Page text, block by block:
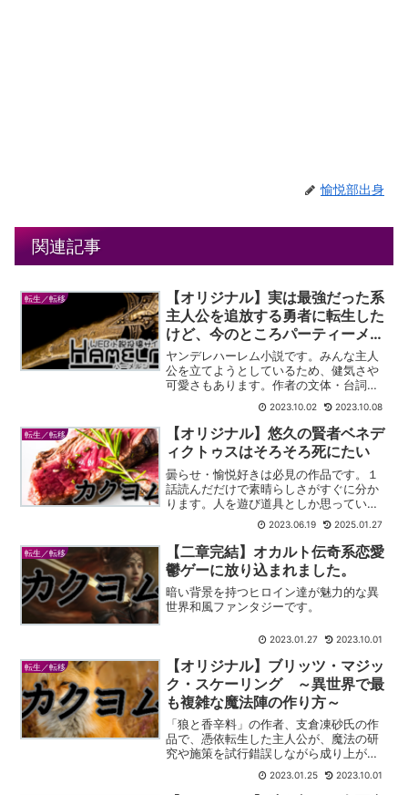
愉悦部出身
関連記事
転生／転移
【オリジナル】実は最強だった系
主人公を追放する勇者に転生した
けど、今のところパーティーメン
バーが主人公みたいな奴しかいな
い件について
ヤンデレハーレム小説です。みんな主人
公を立てようとしているため、健気さや
可愛さもあります。作者の文体・台詞回
しが特徴的で好きです。
2023.10.02 2023.10.08
転生／転移
【オリジナル】悠久の賢者ベネデ
ィクトゥスはそろそろ死にたい
曇らせ・愉悦好きは必見の作品です。１
話読んだだけで素晴らしさがすぐに分か
ります。人を遊び道具としか思っていな
い、幼き邪悪さが本当に癖になります。
2023.06.19 2025.01.27
転生／転移
【二章完結】オカルト伝奇系恋愛
鬱ゲーに放り込まれました。
暗い背景を持つヒロイン達が魅力的な異
世界和風ファンタジーです。
2023.01.27 2023.10.01
転生／転移
【オリジナル】ブリッツ・マジッ
ク・スケーリング ～異世界で最
も複雑な魔法陣の作り方～
「狼と香辛料」の作者、支倉凍砂氏の作
品で、憑依転生した主人公が、魔法の研
究や施策を試行錯誤しながら成り上がる
2023.01.25 2023.10.01